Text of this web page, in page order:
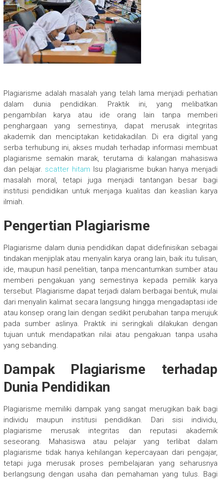
Plagiarisme adalah masalah yang telah lama menjadi perhatian
dalam dunia pendidikan. Praktik ini, yang melibatkan
pengambilan karya atau ide orang lain tanpa memberi
penghargaan yang semestinya, dapat merusak integritas
akademik dan menciptakan ketidakadilan. Di era digital yang
serba terhubung ini, akses mudah terhadap informasi membuat
plagiarisme semakin marak, terutama di kalangan mahasiswa
dan pelajar. scatter hitam Isu plagiarisme bukan hanya menjadi
masalah moral, tetapi juga menjadi tantangan besar bagi
institusi pendidikan untuk menjaga kualitas dan keaslian karya
ilmiah.
Pengertian Plagiarisme
Plagiarisme dalam dunia pendidikan dapat didefinisikan sebagai
tindakan menjiplak atau menyalin karya orang lain, baik itu tulisan,
ide, maupun hasil penelitian, tanpa mencantumkan sumber atau
memberi pengakuan yang semestinya kepada pemilik karya
tersebut. Plagiarisme dapat terjadi dalam berbagai bentuk, mulai
dari menyalin kalimat secara langsung hingga mengadaptasi ide
atau konsep orang lain dengan sedikit perubahan tanpa merujuk
pada sumber aslinya. Praktik ini seringkali dilakukan dengan
tujuan untuk mendapatkan nilai atau pengakuan tanpa usaha
yang sebanding.
Dampak Plagiarisme terhadap
Dunia Pendidikan
Plagiarisme memiliki dampak yang sangat merugikan baik bagi
individu maupun institusi pendidikan. Dari sisi individu,
plagiarisme merusak integritas dan reputasi akademik
seseorang. Mahasiswa atau pelajar yang terlibat dalam
plagiarisme tidak hanya kehilangan kepercayaan dari pengajar,
tetapi juga merusak proses pembelajaran yang seharusnya
berlangsung dengan usaha dan pemahaman yang tulus. Bagi